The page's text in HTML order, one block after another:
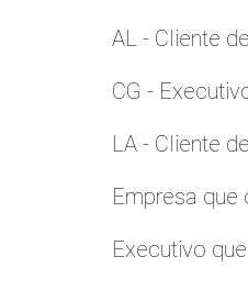
AL - Cliente
CG -
LA - Cliente
Empresa
Executivo